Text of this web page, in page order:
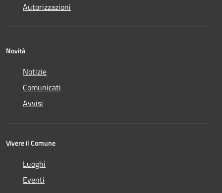
Autorizzazioni
Novità
Notizie
Comunicati
Avvisi
Vivere il Comune
Luoghi
Eventi